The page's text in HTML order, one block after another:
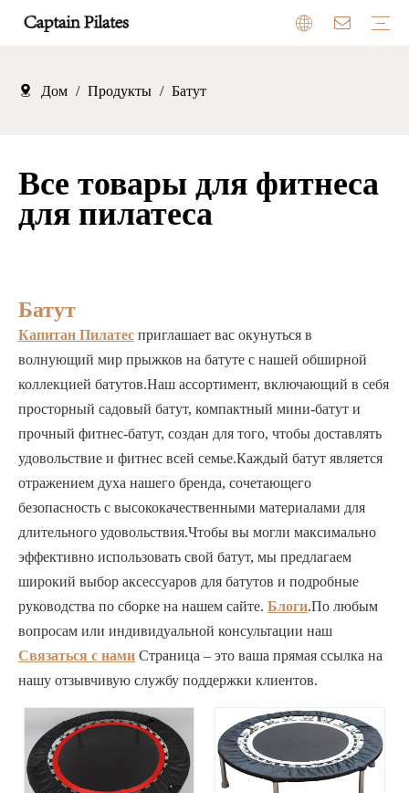
Дом / Продукты / Батут
Все товары для фитнеса
для пилатеса
Батут
Капитан Пилатес приглашает вас окунуться в
волнующий мир прыжков на батуте с нашей обширной
коллекцией батутов.Наш ассортимент, включающий в себя
просторный садовый батут, компактный мини-батут и
прочный фитнес-батут, создан для того, чтобы доставлять
удовольствие и фитнес всей семье.Каждый батут является
отражением духа нашего бренда, сочетающего
безопасность с высококачественными материалами для
длительного удовольствия.Чтобы вы могли максимально
эффективно использовать свой батут, мы предлагаем
широкий выбор аксессуаров для батутов и подробные
руководства по сборке на нашем сайте. Блоги.По любым
вопросам или индивидуальной консультации наш
Связаться с нами Страница – это ваша прямая ссылка на
нашу отзывчивую службу поддержки клиентов.